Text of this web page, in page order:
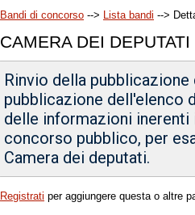
Bandi di concorso --> Lista bandi -->
CAMERA DEI DEPUTATI
Rinvio della
pubblicazione dell'elenco
delle informazioni
concorso pubblico, per
Camera dei deputati.
Registrati per aggiungere questa o altre